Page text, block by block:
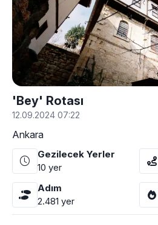
'Bey' Rotası
12.09.2024 07:22
Ankara
Gezilecek Yerler
10 yer
Adım
2.481 yer